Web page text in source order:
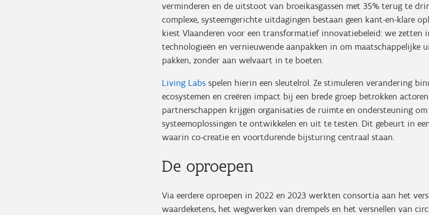
verminderen en de uitstoot van broeikasgassen met 35% terug te
complexe, systeemgerichte uitdagingen bestaan geen kant-en-klare
kiest Vlaanderen voor een transformatief innovatiebeleid: we zetten
technologieën en vernieuwende aanpakken in om maatschappelijke
pakken, zonder aan welvaart in te boeten.
Living Labs spelen hierin een sleutelrol. Ze stimuleren verandering
ecosystemen en creëren impact bij een brede groep betrokken
partnerschappen krijgen organisaties de ruimte en ondersteuning
systeemoplossingen te ontwikkelen en uit te testen. Dit gebeurt in
waarin co-creatie en voortdurende bijsturing centraal staan.
De oproepen
Via eerdere oproepen in 2022 en 2023 werkten consortia aan het
waardeketens, het wegwerken van drempels en het versnellen van